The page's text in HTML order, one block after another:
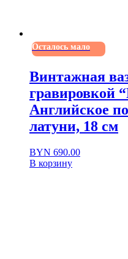
Осталось мало
Винтажная
гравировкой
Английское
латуни, 18 см
BYN 690.00
В корзину